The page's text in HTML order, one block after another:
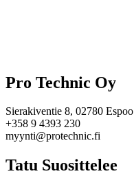
Pro Technic Oy
Sierakiventie 8, 02780 Espoo
+358 9 4393 230
myynti@protechnic.fi
Tatu Suosittelee